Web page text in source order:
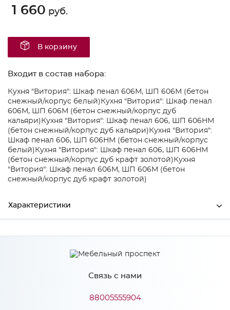
1 660 руб.
В корзину
Входит в состав набора:
Кухня "Витория": Шкаф пенал 606М, ШП 606М (бетон
снежный/корпус белый) Кухня "Витория": Шкаф пенал
606М, ШП 606М (бетон снежный/корпус дуб
кальяри) Кухня "Витория": Шкаф пенал 606, ШП 606НМ
(бетон снежный/корпус дуб кальяри) Кухня "Витория":
Шкаф пенал 606, ШП 606НМ (бетон снежный/корпус
белый) Кухня "Витория": Шкаф пенал 606, ШП 606НМ
(бетон снежный/корпус дуб крафт золотой) Кухня
"Витория": Шкаф пенал 606М, ШП 606М (бетон
снежный/корпус дуб крафт золотой)
Характеристики
Производитель Mebiрlex
Бетон снежный
МДФ
Связь с нами
88005555904